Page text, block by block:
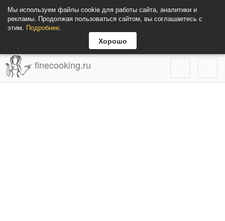
Мы используем файлы cookie для работы сайта, аналитики и
рекламы. Продолжая пользоваться сайтом, вы соглашаетесь с
этим. Подробнее.
Хорошо
finecooking.ru